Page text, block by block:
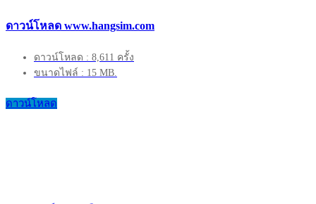
ดาวน์โหลด www.hangsim.com
ดาวน์โหลด : 8,611 ครั้ง
ขนาดไฟล์ : 15 MB.
ดาวน์โหลด